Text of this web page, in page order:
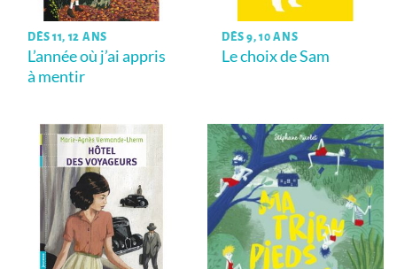
DÈS 11, 12 ANS
L’année où j’ai appris
à mentir
DÈS 9, 10 ANS
Le choix de Sam